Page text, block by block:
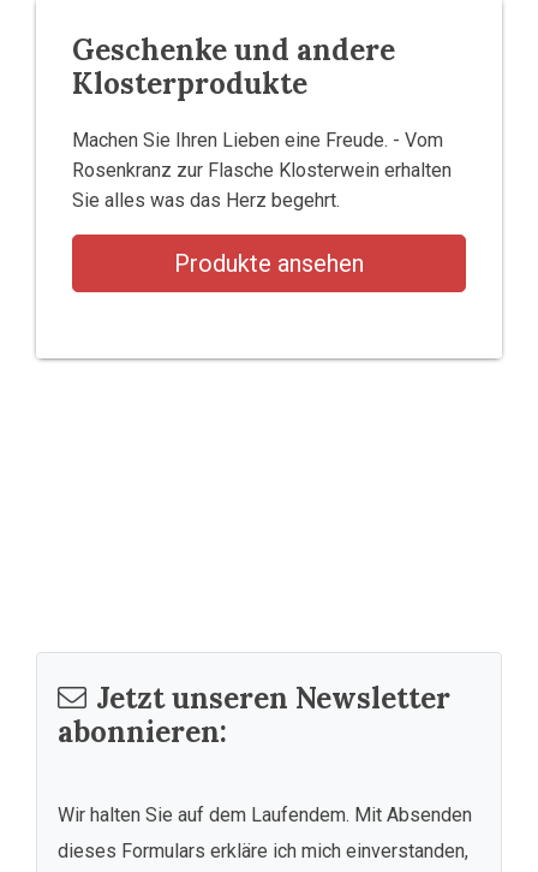
Geschenke und andere
Klosterprodukte
Machen Sie Ihren Lieben eine Freude. - Vom
Rosenkranz zur Flasche Klosterwein erhalten
Sie alles was das Herz begehrt.
Produkte ansehen
Jetzt unseren Newsletter
abonnieren:
Wir halten Sie auf dem Laufendem. Mit Absenden
dieses Formulars erkläre ich mich einverstanden,